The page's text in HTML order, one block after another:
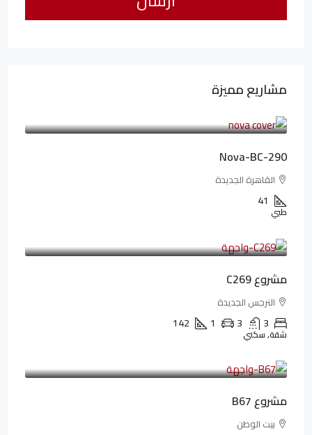
مشاريع مميزة
6,323,076LE
Nova-BC-290
القاهرة الجديدة
41
طبي
4,402,000LE
مشروع C269
النرجس الجديدة
3
3
1
142
شقة, سكني
4,550,000LE
مشروع B67
بيت الوطن